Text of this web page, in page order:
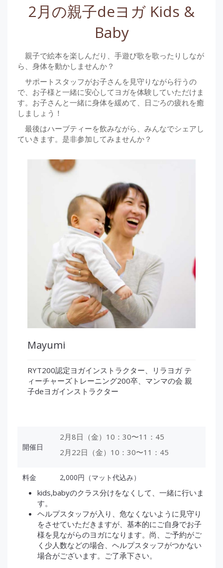
2月の親子deヨガ Kids &
Baby
親子で絵本を楽しんだり、手遊び歌を歌ったりしなが
ら、身体を動かしませんか？
サポートスタッフがお子さんを見守りながら行うの
で、お子様と一緒に安心してヨガを体験していただけま
す。お子さんと一緒に身体を緩めて、日ごろの疲れを癒
しましょう！
最後はハーブティーを飲みながら、みんなでシェアし
ていきます。是非参加してみませんか？
Mayumi
RYT200認定ヨガインストラクター、リラヨガ テ
ィーチャーズトレーニング200卒、マンマの会 親
子deヨガインストラクター
開催日
2月8日（金）10：30〜11：45
2月22日（金）10：30〜11：45
料金 2,000円（マット代込み）
kids,babyのクラス分けをなくして、一緒に行いま
す。
ヘルプスタッフが入り、危なくないように見守り
をさせていただきますが、基本的にご自身でお子
様を見ながらのヨガになります。尚、ご予約がご
く少人数などの場合、ヘルプスタッフがつかない
場合がございます。ご了承下さい。